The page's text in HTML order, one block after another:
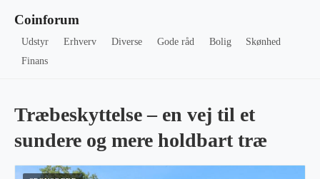
Coinforum
Udstyr Erhverv Diverse Gode råd Bolig
Skønhed
Finans
Træbeskyttelse – en vej til et
sundere og mere holdbart træ